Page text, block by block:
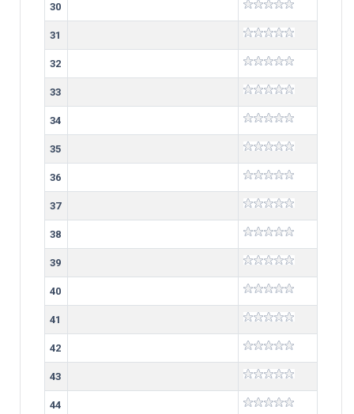
30
31
32
33
34
35
36
37
38
39
40
41
42
43
44